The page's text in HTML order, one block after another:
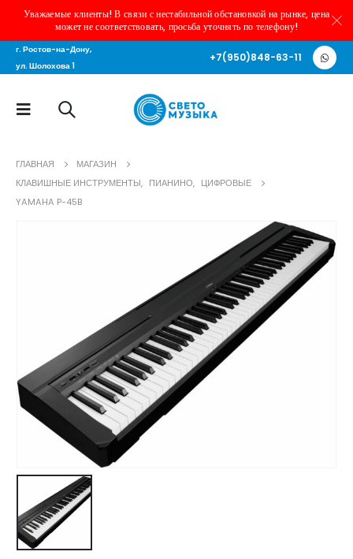
Уважаемые клиенты! В связи с нестабильной обстановкой на рынке, цена
может не соответствовать, просьба уточнять по телефону!
г. Ростов-на-Дону,
ул. Шолохова 1
+7(950)848-63-11
ГЛАВНАЯ
МАГАЗИН
КЛАВИШНЫЕ ИНСТРУМЕНТЫ, ПИАНИНО, ЦИФРОВЫЕ
YAMAHA P-45B